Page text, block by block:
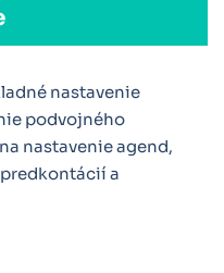
nastavenie
podvojného
nastavenie agend,
a